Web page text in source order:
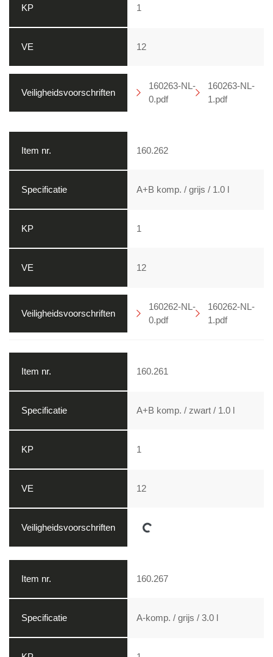
1
12
160263-NL-
0.pdf
160263-NL-
1.pdf
160.262
A+B komp. / grijs / 1.0 l
1
12
160262-NL-
0.pdf
160262-NL-
1.pdf
160.261
A+B komp. / zwart / 1.0 l
1
12
Loading...
160.267
A-komp. / grijs / 3.0 l